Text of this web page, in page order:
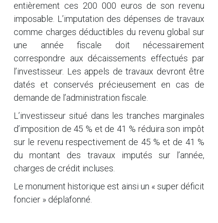
entièrement ces 200 000 euros de son revenu
imposable. L’imputation des dépenses de travaux
comme charges déductibles du revenu global sur
une année fiscale doit nécessairement
correspondre aux décaissements effectués par
l’investisseur. Les appels de travaux devront être
datés et conservés précieusement en cas de
demande de l’administration fiscale.
L’investisseur situé dans les tranches marginales
d’imposition de 45 % et de 41 % réduira son impôt
sur le revenu respectivement de 45 % et de 41 %
du montant des travaux imputés sur l’année,
charges de crédit incluses.
Le monument historique est ainsi un « super déficit
foncier » déplafonné.